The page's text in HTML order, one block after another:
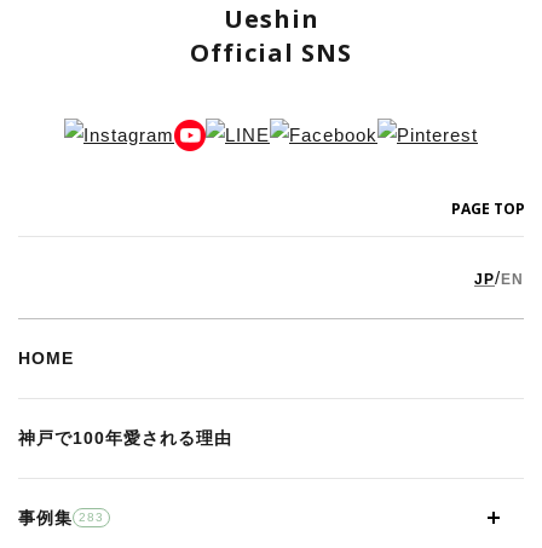
Ueshin
Official SNS
PAGE TOP
JP/EN
HOME
神戸で100年愛される理由
事例集 283